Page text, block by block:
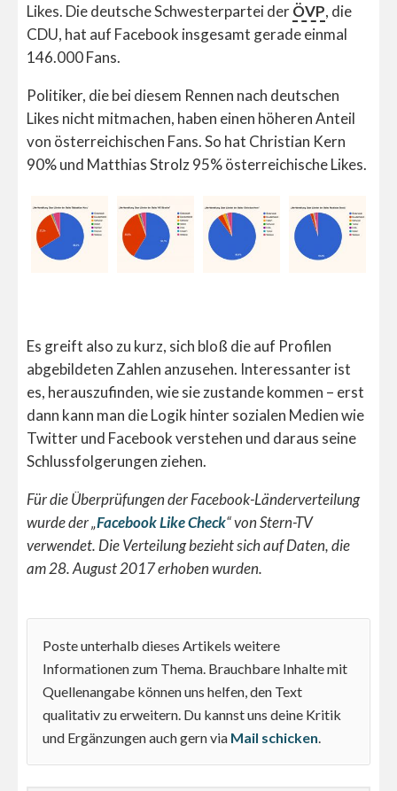
Likes. Die deutsche Schwesterpartei derÖVP, die
CDU, hat auf Facebook insgesamt gerade einmal
146.000 Fans.
Politiker, die bei diesem Rennen nach deutschen
Likes nicht mitmachen, haben einen höheren Anteil
von österreichischen Fans. So hat Christian Kern
90% und Matthias Strolz 95% österreichische Likes.
Es greift also zu kurz, sich bloß die auf Profilen
abgebildeten Zahlen anzusehen. Interessanter ist
es, herauszufinden, wie sie zustande kommen – erst
dann kann man die Logik hinter sozialen Medien wie
Twitter und Facebook verstehen und daraus seine
Schlussfolgerungen ziehen.
Für die Überprüfungen der Facebook-Länderverteilung
wurde der „Facebook Like Check“ von Stern-TV
verwendet. Die Verteilung bezieht sich auf Daten, die
am 28. August 2017 erhoben wurden.
Poste unterhalb dieses Artikels weitere
Informationen zum Thema. Brauchbare Inhalte mit
Quellenangabe können uns helfen, den Text
qualitativ zu erweitern. Du kannst uns deine Kritik
und Ergänzungen auch gern via Mail schicken